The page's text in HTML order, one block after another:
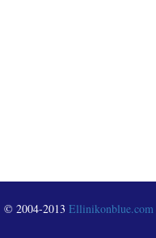
© 2004-2013 Ellinikonblue.com